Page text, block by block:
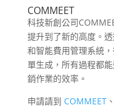
COMMEET
科技新創公司
提升到了新的高度。透
和智能費用管理系統
單生成，所有過程都
銷作業的效率。
申請請到 COMMEET、